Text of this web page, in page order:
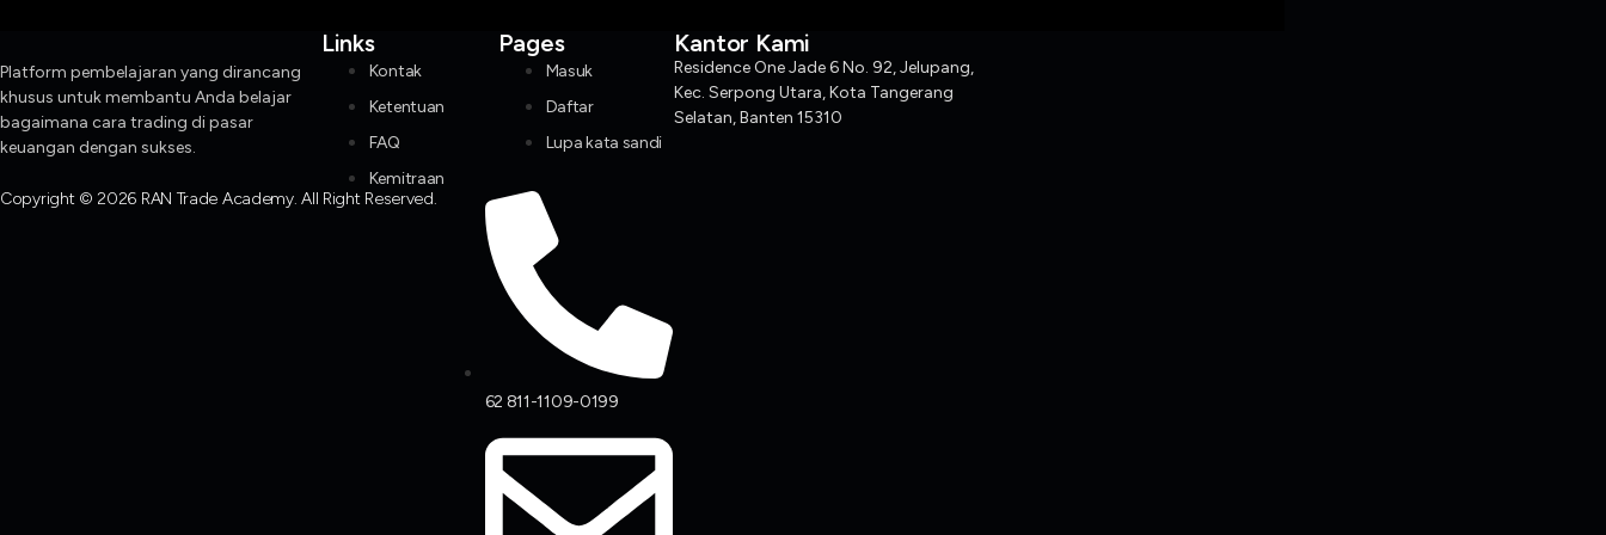
Platform pembelajaran yang dirancang
khusus untuk membantu Anda belajar
bagaimana cara trading di pasar
keuangan dengan sukses.
Links
Kontak
Ketentuan
FAQ
Kemitraan
Pages
Masuk
Daftar
Lupa kata sandi
Kantor Kami
Residence One Jade 6 No. 92, Jelupang,
Kec. Serpong Utara, Kota Tangerang
Selatan, Banten 15310
Copyright © 2026 RAN Trade Academy. All Right Reserved.
62 811-1109-0199